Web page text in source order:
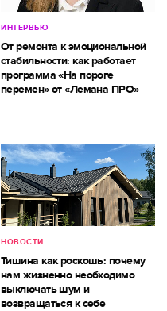
ИНТЕРВЬЮ
От ремонта к эмоциональной
стабильности: как работает
программа «На пороге
перемен» от «Лемана ПРО»
НОВОСТИ
Тишина как роскошь: почему
нам жизненно необходимо
выключать шум и
возвращаться к себе